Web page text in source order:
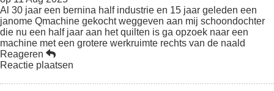
Al 30 jaar een bernina half industrie en 15 jaar geleden een
janome Qmachine gekocht weggeven aan mij schoondochter
die nu een half jaar aan het quilten is ga opzoek naar een
machine met een grotere werkruimte rechts van de naald
Reageren
Reactie plaatsen